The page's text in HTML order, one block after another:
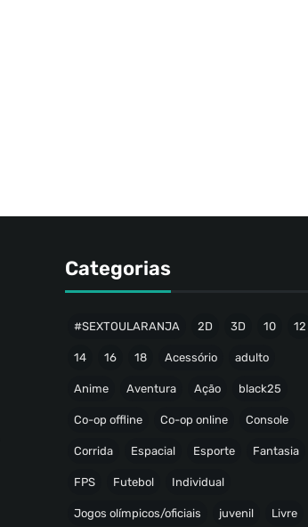
Categorias
#SEXTOULARANJA 2D 3D 10 12
14 16 18 Acessório adulto
Anime Aventura Ação black25
Co-op offline Co-op online Console
Corrida Espacial Esporte Fantasia
FPS Futebol Individual
Jogos olímpicos/oficiais juvenil Livre